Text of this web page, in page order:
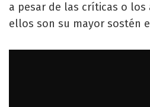
a pesar de las críticas o
ellos son su mayor sostén